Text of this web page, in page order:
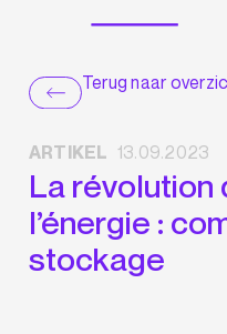
Terug naar
ARTIKEL 13.09.2023
La révolution
l’énergie :
stockage